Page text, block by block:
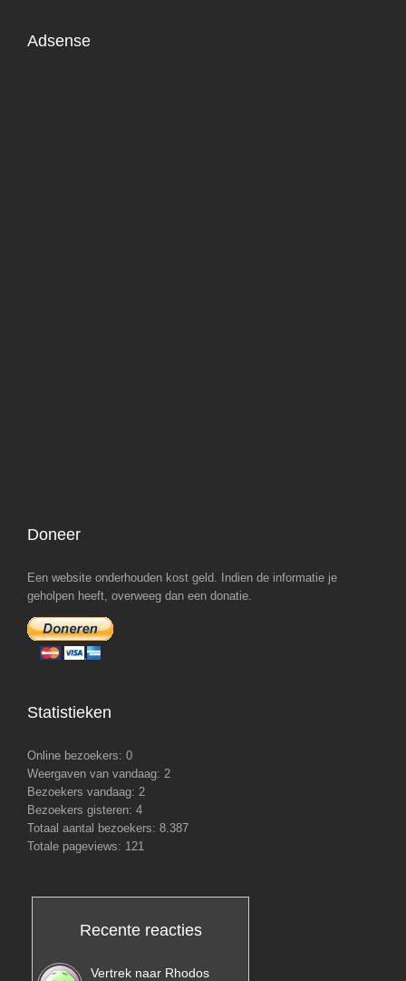
Adsense
Doneer
Een website onderhouden kost geld. Indien de informatie je
geholpen heeft, overweeg dan een donatie.
Statistieken
Online bezoekers: 0
Weergaven van vandaag: 2
Bezoekers vandaag: 2
Bezoekers gisteren: 4
Totaal aantal bezoekers: 8.387
Totale pageviews: 121
Recente reacties
Vertrek naar Rhodos